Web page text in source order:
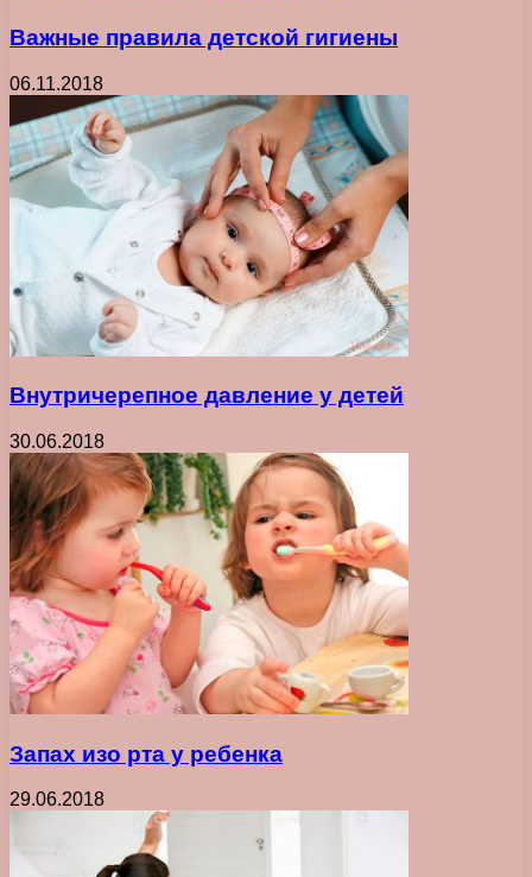
Важные правила детской гигиены
06.11.2018
Внутричерепное давление у детей
30.06.2018
Запах изо рта у ребенка
29.06.2018